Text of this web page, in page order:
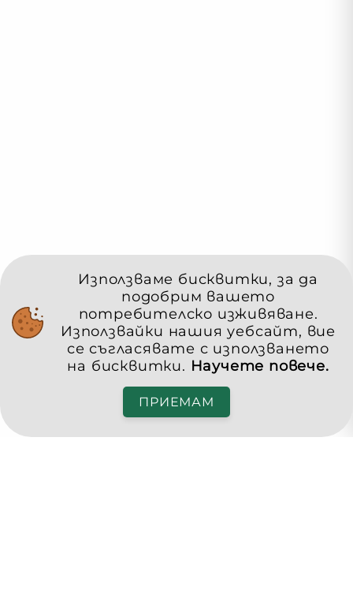
Използваме бисквитки, за да
подобрим вашето
потребителско изживяване.
Използвайки нашия уебсайт, вие
се съгласявате с използването
на бисквитки. Научете повече.
ПРИЕМАМ